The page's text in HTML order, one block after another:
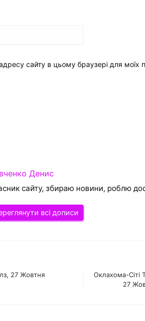
сайту в цьому браузері для моїх
Денис
сайту, збираю новини, роблю
всі дописи
27 Жовтня
Наступний
Оклахома-Сіті
27